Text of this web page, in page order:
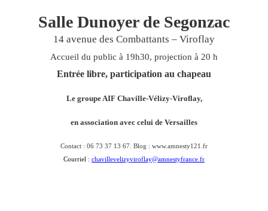
Salle Dunoyer de Segonzac
14 avenue des Combattants – Viroflay
Accueil du public à 19h30, projection à 20 h
Entrée libre, participation au chapeau
Le groupe AIF Chaville-Vélizy-Viroflay,
en association avec celui de Versailles
Contact : 06 73 37 13 67. Blog : www.amnesty121.fr
Courriel : chavillevelizyviroflay@amnestyfrance.fr